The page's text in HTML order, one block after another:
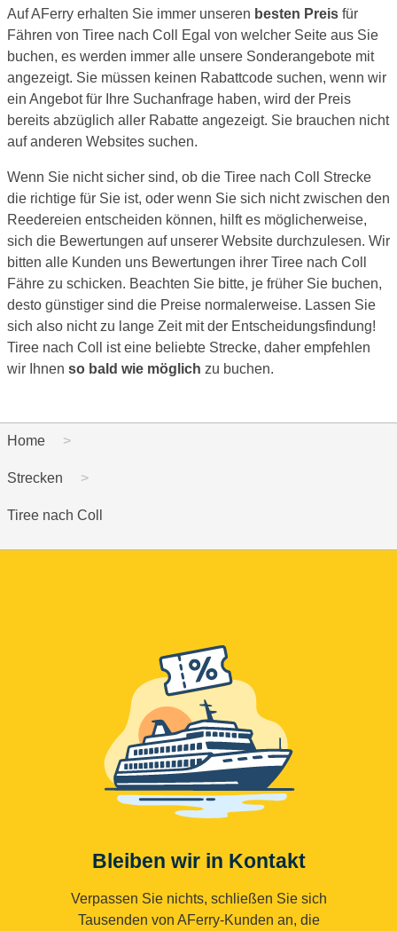
Auf AFerry erhalten Sie immer unseren besten Preis für
Fähren von Tiree nach Coll Egal von welcher Seite aus Sie
buchen, es werden immer alle unsere Sonderangebote mit
angezeigt. Sie müssen keinen Rabattcode suchen, wenn wir
ein Angebot für Ihre Suchanfrage haben, wird der Preis
bereits abzüglich aller Rabatte angezeigt. Sie brauchen nicht
auf anderen Websites suchen.
Wenn Sie nicht sicher sind, ob die Tiree nach Coll Strecke
die richtige für Sie ist, oder wenn Sie sich nicht zwischen den
Reedereien entscheiden können, hilft es möglicherweise,
sich die Bewertungen auf unserer Website durchzulesen. Wir
bitten alle Kunden uns Bewertungen ihrer Tiree nach Coll
Fähre zu schicken. Beachten Sie bitte, je früher Sie buchen,
desto günstiger sind die Preise normalerweise. Lassen Sie
sich also nicht zu lange Zeit mit der Entscheidungsfindung!
Tiree nach Coll ist eine beliebte Strecke, daher empfehlen
wir Ihnen so bald wie möglich zu buchen.
Home
Strecken
Tiree nach Coll
Bleiben wir in Kontakt
Verpassen Sie nichts, schließen Sie sich
Tausenden von AFerry-Kunden an, die